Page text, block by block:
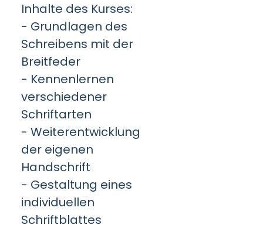
Inhalte des Kurses:
- Grundlagen des
Schreibens mit der
Breitfeder
- Kennenlernen
verschiedener
Schriftarten
- Weiterentwicklung
der eigenen
Handschrift
- Gestaltung eines
individuellen
Schriftblattes